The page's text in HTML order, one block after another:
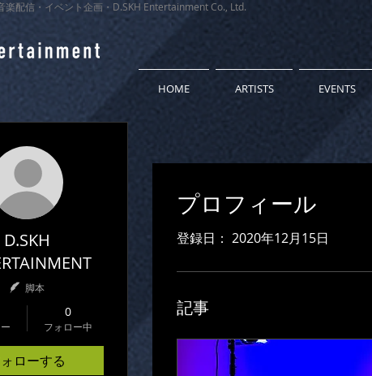
HOME ARTISTS EVENTS
楽配信・イベント企画・D.SKH Entertainment Co., Ltd.
プロフィール
登録日： 2020年12月15日
記事
D.SKH
脚本
0
フォロー中
ローする